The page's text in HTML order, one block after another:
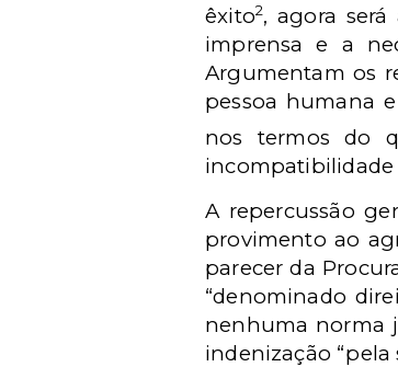
êxito2, agora
imprensa e a
Argumentam os
pessoa humana
nos termos do
incompatibilidade
A repercussão
provimento ao
parecer da
“denominado
nenhuma norma
indenização